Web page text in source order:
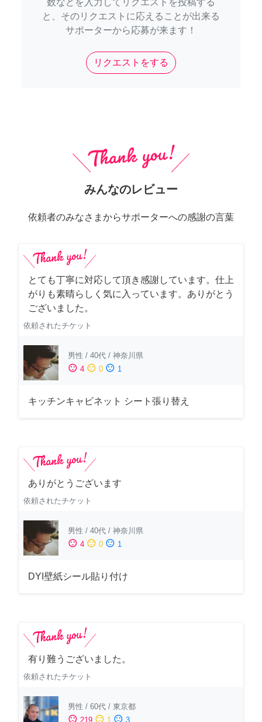
数などを入力してリクエストを投稿する
と、そのリクエストに応えることが出来る
サポーターから応募が来ます！
リクエストをする
みんなのレビュー
依頼者のみなさまからサポーターへの感謝の言葉
とても丁寧に対応して頂き感謝しています。仕上
がりも素晴らしく気に入っています。ありがとう
ございました。
依頼されたチケット
男性 / 40代 / 神奈川県
sentiment_satisfied 4 sentiment_neutral 0 sentiment_dissatisfied 1
キッチンキャビネット シート張り替え
ありがとうございます
依頼されたチケット
男性 / 40代 / 神奈川県
sentiment_satisfied 4 sentiment_neutral 0 sentiment_dissatisfied 1
DYI壁紙シール貼り付け
有り難うございました。
依頼されたチケット
男性 / 60代 / 東京都
sentiment_satisfied 219 sentiment_neutral 1 sentiment_dissatisfied 3